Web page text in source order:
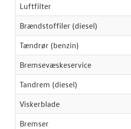
Luftfilter
Brændstoffiler (diesel)
Tændrør (benzin)
Bremsevæskeservice
Tandrem (diesel)
Viskerblade
Bremser